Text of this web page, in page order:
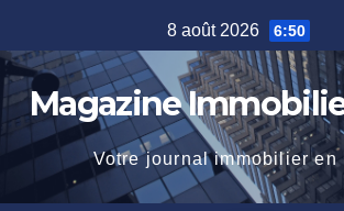
to
content
8 août 2026 6:50
Magazine
Votre journal immobilier en